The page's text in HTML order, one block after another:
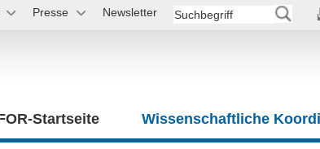
Presse Newsletter
Startseite Wissenschaftliche